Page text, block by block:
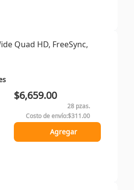
Quad HD, FreeSync,
$6,659.00
Costo de envío:$311.00
28 pzas.
Agregar